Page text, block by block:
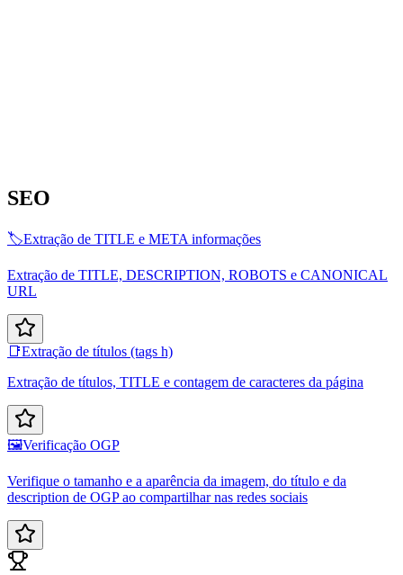
SEO
🏷️Extração de TITLE e META informações
Extração de TITLE, DESCRIPTION, ROBOTS e CANONICAL
URL
📑Extração de títulos (tags h)
Extração de títulos, TITLE e contagem de caracteres da página
🖼️Verificação OGP
Verifique o tamanho e a aparência da imagem, do título e da
description de OGP ao compartilhar nas redes sociais